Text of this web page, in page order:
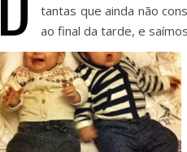
tantas que ainda não
ao final da tarde, e